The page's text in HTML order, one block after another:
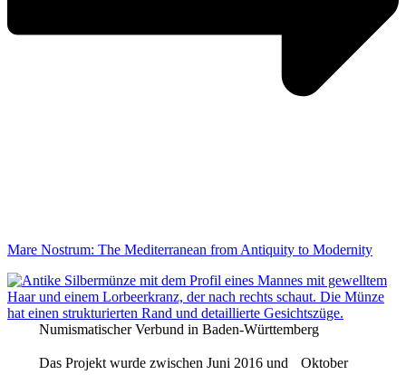
Mare Nostrum: The Mediterranean from Antiquity to Modernity
Numismatischer Verbund in Baden-Württemberg
Das Projekt wurde zwischen Juni 2016 und Oktober